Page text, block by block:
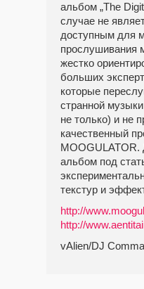
альбом „The
случае не
доступным для
прослушивания
жестко
больших
которые
странной
не только) и не
качественный
альбом под
текстур и
http://
http://
vAlien/DJ